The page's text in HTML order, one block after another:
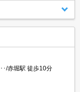
･/赤堀駅 徒歩10分